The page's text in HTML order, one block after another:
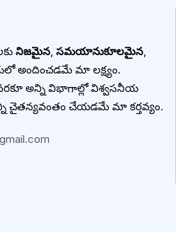
నిజమైన, సమయానుకూలమైన,
అందించడమే మా లక్ష్యం.
అన్ని విభాగాల్లో విశ్వసనీయ
చేయడమే మా కర్తవ్యం.